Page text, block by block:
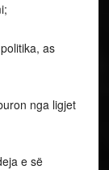
as
nga ligjet
e së